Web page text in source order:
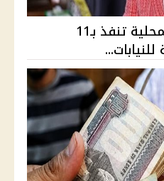
قرارات وزيرة التنمية المحلية تنفذ بـ11